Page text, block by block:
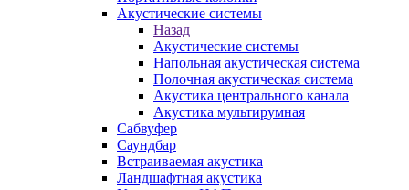
Акустические системы
Назад
Акустические системы
Напольная акустическая система
Полочная акустическая система
Акустика центрального канала
Акустика мультирумная
Сабвуфер
Саундбар
Встраиваемая акустика
Ландшафтная акустика